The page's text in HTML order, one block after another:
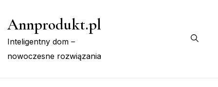
Annprodukt.pl
Inteligentny dom –
nowoczesne rozwiązania